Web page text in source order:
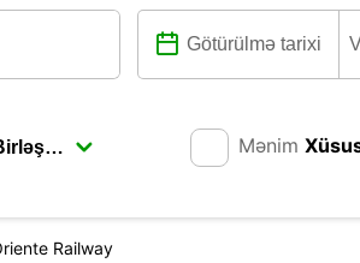
Mənim
Railway